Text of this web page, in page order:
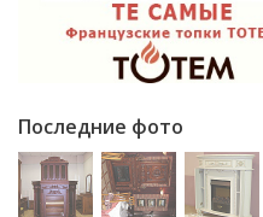
Последние фото